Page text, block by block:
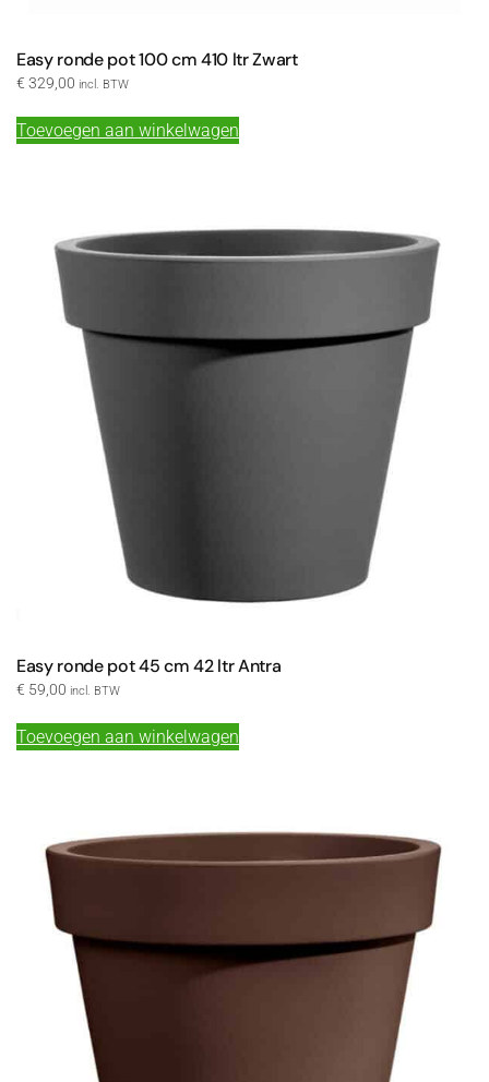
Easy ronde pot 100 cm 410 ltr Zwart
€ 329,00 incl. BTW
Toevoegen aan winkelwagen
Easy ronde pot 45 cm 42 ltr Antra
€ 59,00 incl. BTW
Toevoegen aan winkelwagen